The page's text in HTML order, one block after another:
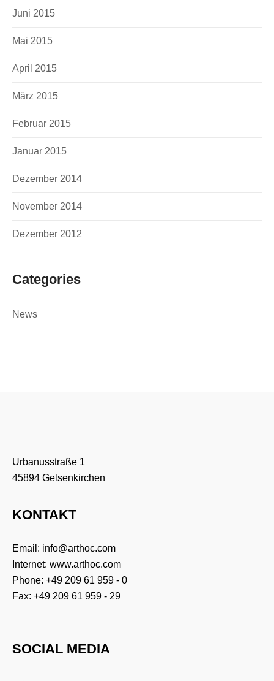
Juni 2015
Mai 2015
April 2015
März 2015
Februar 2015
Januar 2015
Dezember 2014
November 2014
Dezember 2012
Categories
News
Urbanusstraße 1
45894 Gelsenkirchen
KONTAKT
Email: info@arthoc.com
Internet: www.arthoc.com
Phone: +49 209 61 959 - 0
Fax: +49 209 61 959 - 29
SOCIAL MEDIA